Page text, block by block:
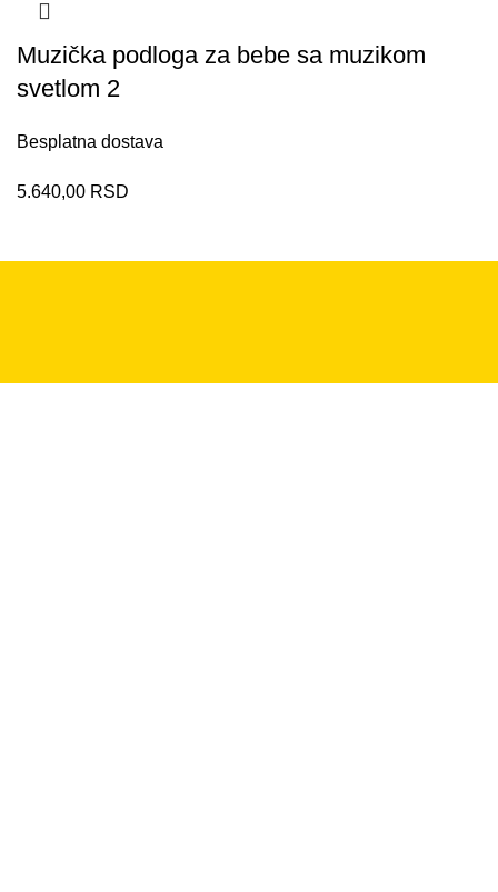
Muzička podloga za bebe sa muzikom
svetlom 2
Besplatna dostava
5.640,00 RSD